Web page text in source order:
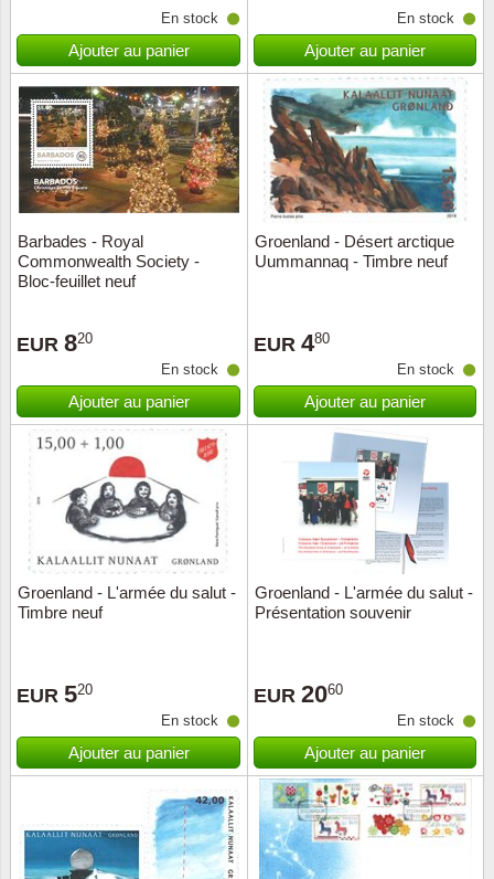
En stock
Ajouter au panier
En stock
Ajouter au panier
Barbades - Royal
Commonwealth Society -
Bloc-feuillet neuf
EUR 820
En stock
Ajouter au panier
Groenland - Désert arctique
Uummannaq - Timbre neuf
EUR 480
En stock
Ajouter au panier
Groenland - L'armée du salut -
Timbre neuf
EUR 520
En stock
Ajouter au panier
Groenland - L'armée du salut -
Présentation souvenir
EUR 2060
En stock
Ajouter au panier